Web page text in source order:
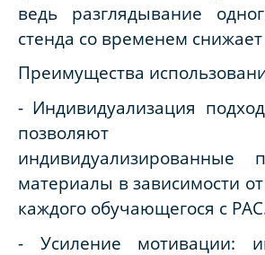
ведь разглядывание
стенда со временем
Преимущества
- Индивидуализация
позволяют
индивидуализированные
материалы в зависимости
каждого обучающегося с
- Усиление мотивации: